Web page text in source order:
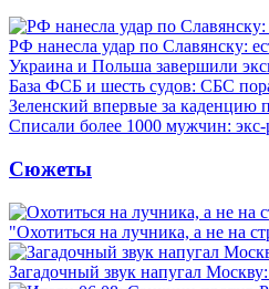
РФ нанесла удар по Славянску:
Украина и Польша завершили
База ФСБ и шесть судов: СБС
Зеленский впервые за
Списали более 1000 мужчин:
Сюжеты
"Охотиться на лучника, а не на
Загадочный звук напугал